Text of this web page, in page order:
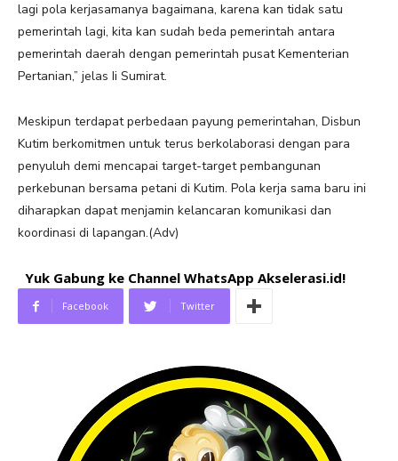
lagi pola kerjasamanya bagaimana, karena kan tidak satu
pemerintah lagi, kita kan sudah beda pemerintah antara
pemerintah daerah dengan pemerintah pusat Kementerian
Pertanian,” jelas Ii Sumirat.
Meskipun terdapat perbedaan payung pemerintahan, Disbun
Kutim berkomitmen untuk terus berkolaborasi dengan para
penyuluh demi mencapai target-target pembangunan
perkebunan bersama petani di Kutim. Pola kerja sama baru ini
diharapkan dapat menjamin kelancaran komunikasi dan
koordinasi di lapangan.(Adv)
Yuk Gabung ke Channel WhatsApp Akselerasi.id!
Facebook Twitter